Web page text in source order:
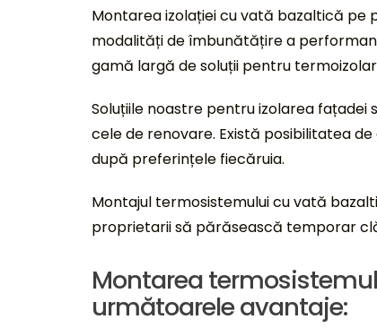
Montarea izolației cu vată bazaltică pe
modalități de îmbunătățire a
gamă largă de soluții pentru
Soluțiile noastre pentru izolarea
cele de renovare. Există posibilitatea
după preferințele fiecăruia.
Montajul termosistemului cu vată
proprietarii să părăsească temporar
Montarea
următoarele avantaje: